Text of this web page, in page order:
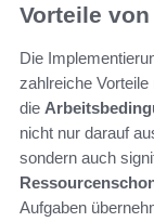
Vorteile
Die
zahlreiche
die
nicht nur darauf
sondern auch
Aufgaben